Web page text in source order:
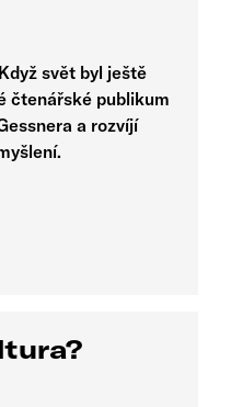
svět byl ještě
čtenářské publikum
a rozvíjí